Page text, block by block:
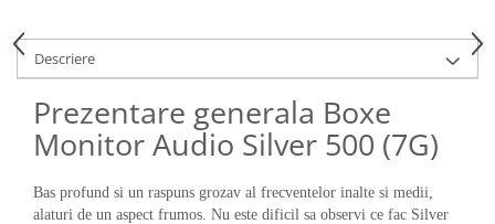
Descriere
Prezentare generala Boxe
Monitor Audio Silver 500 (7G)
Bas profund si un raspuns grozav al frecventelor inalte si medii,
alaturi de un aspect frumos. Nu este dificil sa observi ce fac Silver